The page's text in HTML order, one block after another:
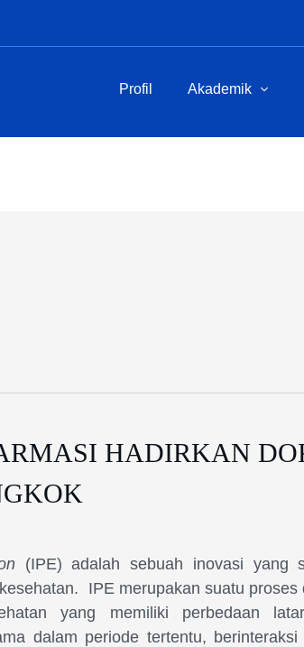
Profil Akademik
HADIRKAN
(IPE) adalah sebuah inovasi yang
IPE merupakan suatu proses
yang memiliki perbedaan
dalam periode tertentu,